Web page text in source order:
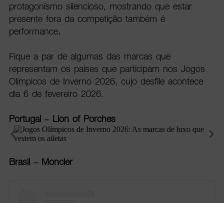
protagonismo silencioso, mostrando que estar
presente fora da competição também é
performance.
Fique a par de algumas das marcas que
representam os países que participam nos Jogos
Olímpicos de Inverno 2026, cujo desfile acontece
dia 6 de fevereiro 2026.
Portugal – Lion of Porches
Brasil – Moncler